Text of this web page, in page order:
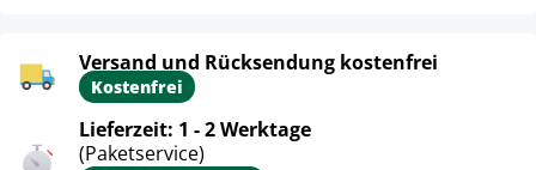
Versand und Rücksendung kostenfrei
Kostenfrei
Lieferzeit: 1 - 2 Werktage
(Paketservice)